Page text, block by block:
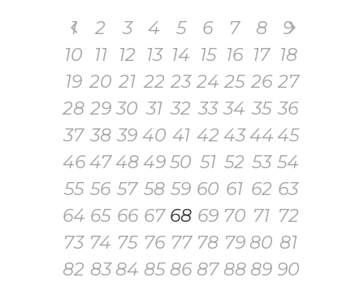
1 2 3 4 5 6 7 8
9
10
11 12 13 14 15 16 17 18
19 20 21 22 23 24 25 26 27
28 29 30 31 32 33 34 35 36
37 38 39 40 41 42 434445
46 474849 50 51 52 53 54
55 56 57 58 59 60 61 62 63
64 65 66 67 68 69 70 71 72
73 74 75 76 77 78 79 80 81
82 83 84 85 86 87 88 89 90